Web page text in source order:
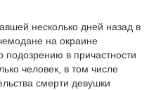
несколько дней назад в
на окраине
подозрению в причастности
человек, в том числе
смерти девушки